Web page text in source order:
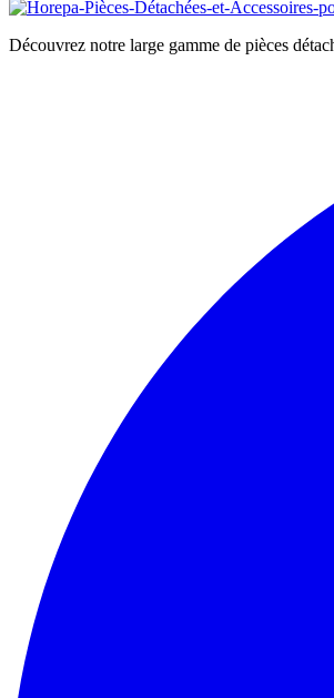
Découvrez notre large gamme de pièces